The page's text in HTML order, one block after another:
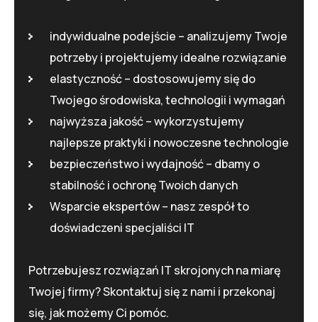
Narzędzie do tworzenia
dokumentacji bazy danych
indywidualne podejście – analizujemy Twoje
potrzeby i projektujemy idealne rozwiązanie
elastyczność – dostosowujemy się do
Twojego środowiska, technologii i wymagań
najwyższa jakość – wykorzystujemy
najlepsze praktyki i nowoczesne technologie
bezpieczeństwo i wydajność – dbamy o
stabilność i ochronę Twoich danych
Wsparcie ekspertów – nasz zespół to
doświadczeni specjaliści IT
Potrzebujesz rozwiązań IT skrojonych na miarę
Twojej firmy? Skontaktuj się z nami i przekonaj
się, jak możemy Ci pomóc.
Narzędzie do tworzenia
dokumentacji bazy danych